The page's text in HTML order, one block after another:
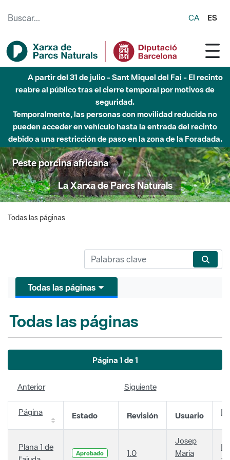
CA ES
A partir del 31 de julio - Sant Miquel del Fai - El recinto
reabre al público tras el cierre temporal por motivos de
seguridad.
Temporalmente, las personas con movilidad reducida no
pueden acceder en vehículo hasta la entrada del recinto
debido a una restricción de paso en la zona de la Foradada.
Peste porcina africana
La Xarxa de Parcs Naturals
Todas las páginas
Todas las páginas
Todas las páginas
Página 1 de 1
Anterior Siguiente
Página Estado Revisión Usuario
Plana 1 de
Aprobado 1.0
Josep
Maria